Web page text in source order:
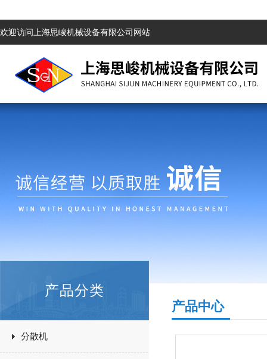
欢迎访问上海思峻机械设备有限公司网站
产品分类
分散机
产品中心